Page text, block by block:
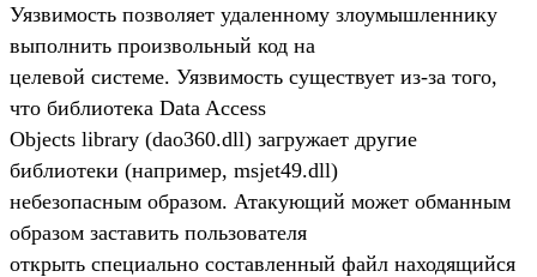
Уязвимость позволяет удаленному злоумышленнику
выполнить произвольный код на
целевой системе. Уязвимость существует из-за того,
что библиотека Data Access
Objects library (dao360.dll) загружает другие
библиотеки (например, msjet49.dll)
небезопасным образом. Атакующий может обманным
образом заставить пользователя
открыть специально составленный файл находящийся